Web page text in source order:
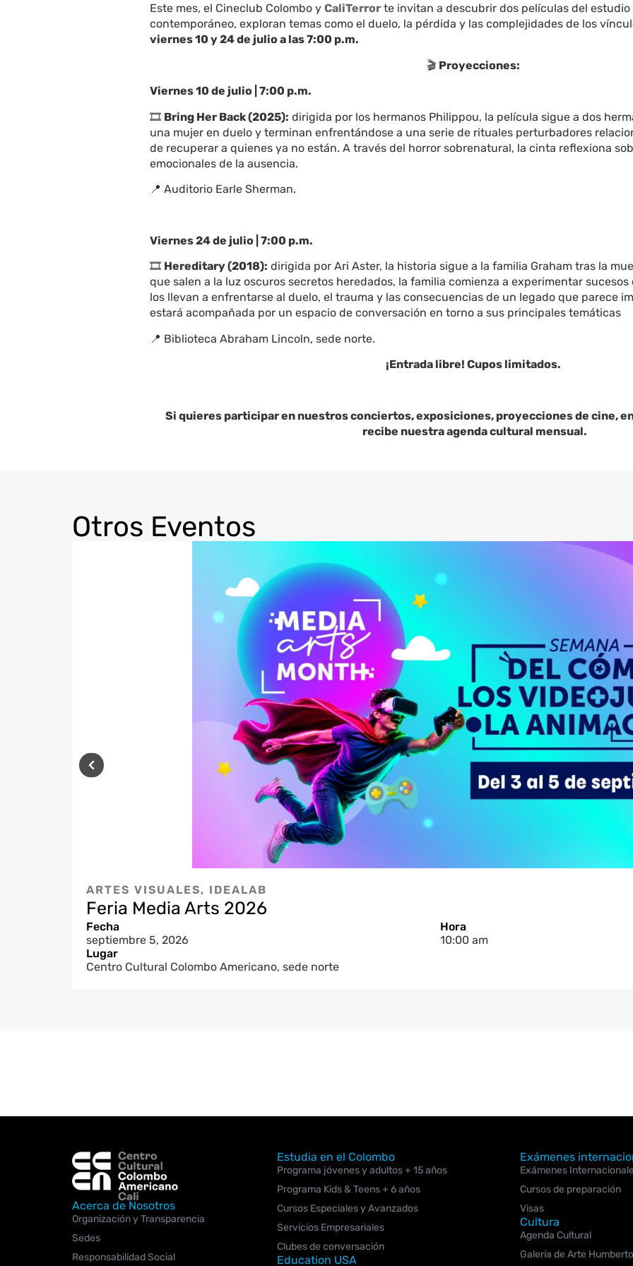
Este mes, el Cineclub Colombo y CaliTerror te invitan a descubrir dos películas del
contemporáneo, exploran temas como el duelo, la pérdida y las complejidades de los
viernes 10 y 24 de julio a las 7:00 p.m.
🎬 Proyecciones:
Viernes 10 de julio | 7:00 p.m.
🎞️ Bring Her Back (2025): dirigida por los hermanos Philippou, la película sigue a dos
una mujer en duelo y terminan enfrentándose a una serie de rituales perturbadores
de recuperar a quienes ya no están. A través del horror sobrenatural, la cinta reflexiona
emocionales de la ausencia.
📍 Auditorio Earle Sherman.
Viernes 24 de julio | 7:00 p.m.
🎞️ Hereditary (2018): dirigida por Ari Aster, la historia sigue a la familia Graham tras la
que salen a la luz oscuros secretos heredados, la familia comienza a experimentar
los llevan a enfrentarse al duelo, el trauma y las consecuencias de un legado que parece
estará acompañada por un espacio de conversación en torno a sus principales temáticas
📍 Biblioteca Abraham Lincoln, sede norte.
¡Entrada libre! Cupos limitados.
Si quieres participar en nuestros conciertos, exposiciones, proyecciones de cine,
recibe nuestra agenda cultural mensual.
Otros Eventos
ARTES VISUALES, IDEALAB
Feria Media Arts 2026
Fecha
septiembre 5, 2026
Hora
10:00 am
Lugar
Centro Cultural Colombo Americano, sede norte
Acerca de Nosotros
Organización y Transparencia
Sedes
Responsabilidad Social
Estudia en el Colombo
Programa jóvenes y adultos + 15 años
Programa Kids & Teens + 6 años
Cursos Especiales y Avanzados
Servicios Empresariales
Clubes de conversación
Education USA
Exámenes
Exámenes
Cursos de preparación
Visas
Cultura
Agenda Cultural
Galería de Arte